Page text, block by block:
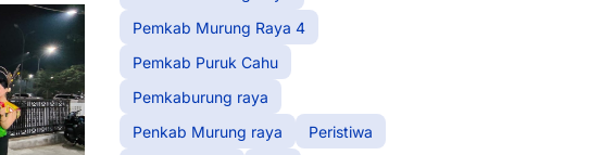
Pemkab Murung Raya 4
Pemkab Puruk Cahu
Pemkaburung raya
Penkab Murung raya
Peristiwa